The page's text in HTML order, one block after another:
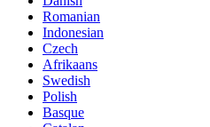
Romanian
Indonesian
Czech
Afrikaans
Swedish
Polish
Basque